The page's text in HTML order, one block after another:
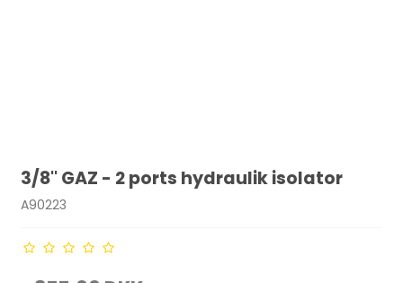
3/8'' GAZ - 2 ports hydraulik isolator
A90223